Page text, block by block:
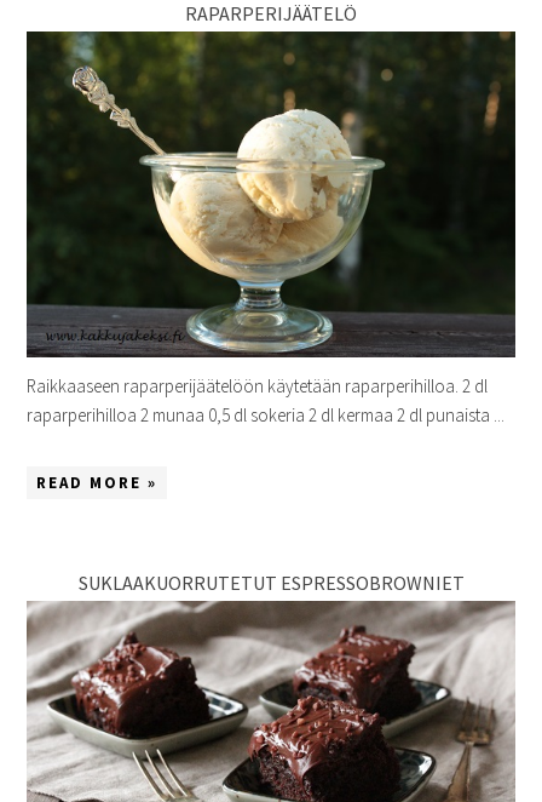
RAPARPERIJÄÄTELÖ
Raikkaaseen raparperijäätelöön käytetään raparperihilloa. 2 dl
raparperihilloa 2 munaa 0,5 dl sokeria 2 dl kermaa 2 dl punaista ...
READ MORE »
SUKLAAKUORRUTETUT ESPRESSOBROWNIET